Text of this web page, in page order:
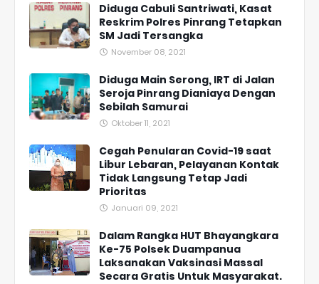
Diduga Cabuli Santriwati, Kasat
Reskrim Polres Pinrang Tetapkan
SM Jadi Tersangka
November 08, 2021
Diduga Main Serong, IRT di Jalan
Seroja Pinrang Dianiaya Dengan
Sebilah Samurai
Oktober 11, 2021
Cegah Penularan Covid-19 saat
Libur Lebaran, Pelayanan Kontak
Tidak Langsung Tetap Jadi
Prioritas
Januari 09, 2021
Dalam Rangka HUT Bhayangkara
Ke-75 Polsek Duampanua
Laksanakan Vaksinasi Massal
Secara Gratis Untuk Masyarakat.